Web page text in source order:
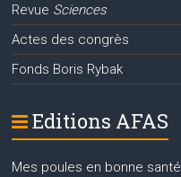
Revue Sciences
Actes des congrès
Fonds Boris Rybak
Editions AFAS
Mes poules en bonne santé